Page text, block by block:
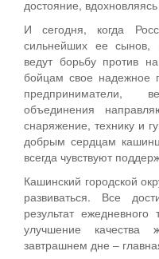
достояние,
И сегодня, когда
сильнейших ее сынов,
ведут борьбу против
бойцам свое надежное
предприниматели,
объединения
снаряжение, технику и
добрым сердцам
всегда чувствуют
Кашинский городской
развиваться. Все
результат
улучшение качества
завтрашнем дне –